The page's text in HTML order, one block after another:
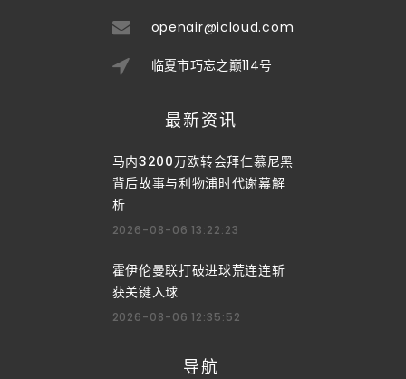
openair@icloud.com
临夏市巧忘之巅114号
最新资讯
马内3200万欧转会拜仁慕尼黑
背后故事与利物浦时代谢幕解
析
2026-08-06 13:22:23
霍伊伦曼联打破进球荒连连斩
获关键入球
2026-08-06 12:35:52
导航